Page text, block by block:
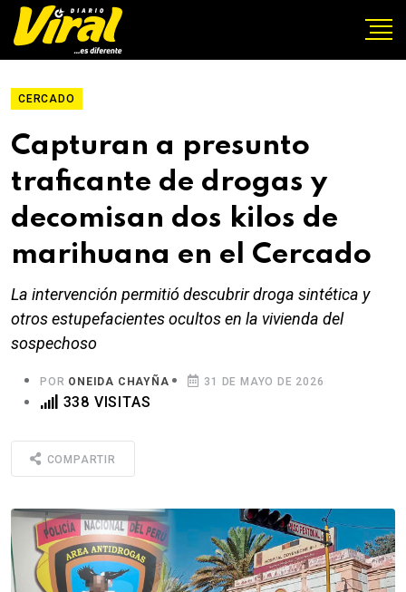
CERCADO
Capturan a presunto
traficante de drogas y
decomisan dos kilos de
marihuana en el Cercado
La intervención permitió descubrir droga sintética y
otros estupefacientes ocultos en la vivienda del
sospechoso
POR ONEIDA CHAYÑA 31 DE MAYO DE 2026
338 VISITAS
COMPARTIR